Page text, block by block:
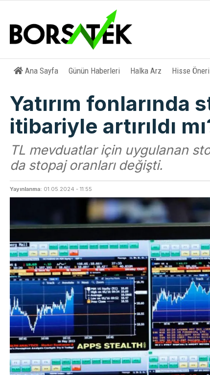
Ana Sayfa Günün Haberleri Halka Arz Hisse
Yatırım fonlarında
itibariyle artırıldı
TL mevduatlar için uygulanan
da stopaj oranları değişti.
Yayınlanma: 01.05.2024 - 11:55